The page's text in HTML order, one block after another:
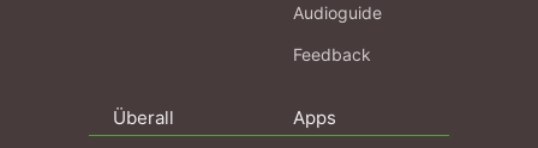
Audioguide
Feedback
Überall Apps